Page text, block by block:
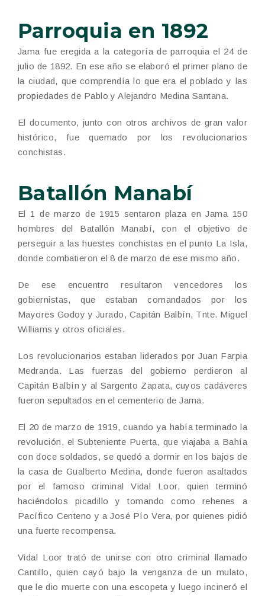
Parroquia en 1892
Jama fue eregida a la categoría de parroquia el 24 de
julio de 1892. En ese año se elaboró el primer plano de
la ciudad, que comprendía lo que era el poblado y las
propiedades de Pablo y Alejandro Medina Santana.
El documento, junto con otros archivos de gran valor
histórico, fue quemado por los revolucionarios
conchistas.
Batallón Manabí
El 1 de marzo de 1915 sentaron plaza en Jama 150
hombres del Batallón Manabí, con el objetivo de
perseguir a las huestes conchistas en el punto La Isla,
donde combatieron el 8 de marzo de ese mismo año.
De ese encuentro resultaron vencedores los
gobiernistas, que estaban comandados por los
Mayores Godoy y Jurado, Capitán Balbín, Tnte. Miguel
Williams y otros oficiales.
Los revolucionarios estaban liderados por Juan Farpia
Medranda. Las fuerzas del gobierno perdieron al
Capitán Balbín y al Sargento Zapata, cuyos cadáveres
fueron sepultados en el cementerio de Jama.
El 20 de marzo de 1919, cuando ya había terminado la
revolución, el Subteniente Puerta, que viajaba a Bahía
con doce soldados, se quedó a dormir en los bajos de
la casa de Gualberto Medina, donde fueron asaltados
por el famoso criminal Vidal Loor, quien terminó
haciéndolos picadillo y tomando como rehenes a
Pacífico Centeno y a José Pío Vera, por quienes pidió
una fuerte recompensa.
Vidal Loor trató de unirse con otro criminal llamado
Cantillo, quien cayó bajo la venganza de un mulato,
que le dio muerte con una escopeta y luego incineró el